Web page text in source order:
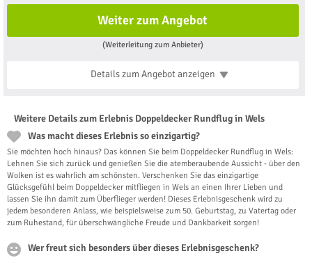
Weiter zum Angebot
(Weiterleitung zum Anbieter)
Details zum Angebotanzeigen
Weitere Details zum Erlebnis Doppeldecker Rundflug in Wels
Was macht dieses Erlebnis so einzigartig?
Sie möchten hoch hinaus? Das können Sie beim Doppeldecker Rundflug in Wels:
Lehnen Sie sich zurück und genießen Sie die atemberaubende Aussicht - über den
Wolken ist es wahrlich am schönsten. Verschenken Sie das einzigartige
Glücksgefühl beim Doppeldecker mitfliegen in Wels an einen Ihrer Lieben und
lassen Sie ihn damit zum Überflieger werden! Dieses Erlebnisgeschenk wird zu
jedem besonderen Anlass, wie beispielsweise zum 50. Geburtstag, zu Vatertag oder
zum Ruhestand, für überschwängliche Freude und Dankbarkeit sorgen!
Wer freut sich besonders über dieses Erlebnisgeschenk?